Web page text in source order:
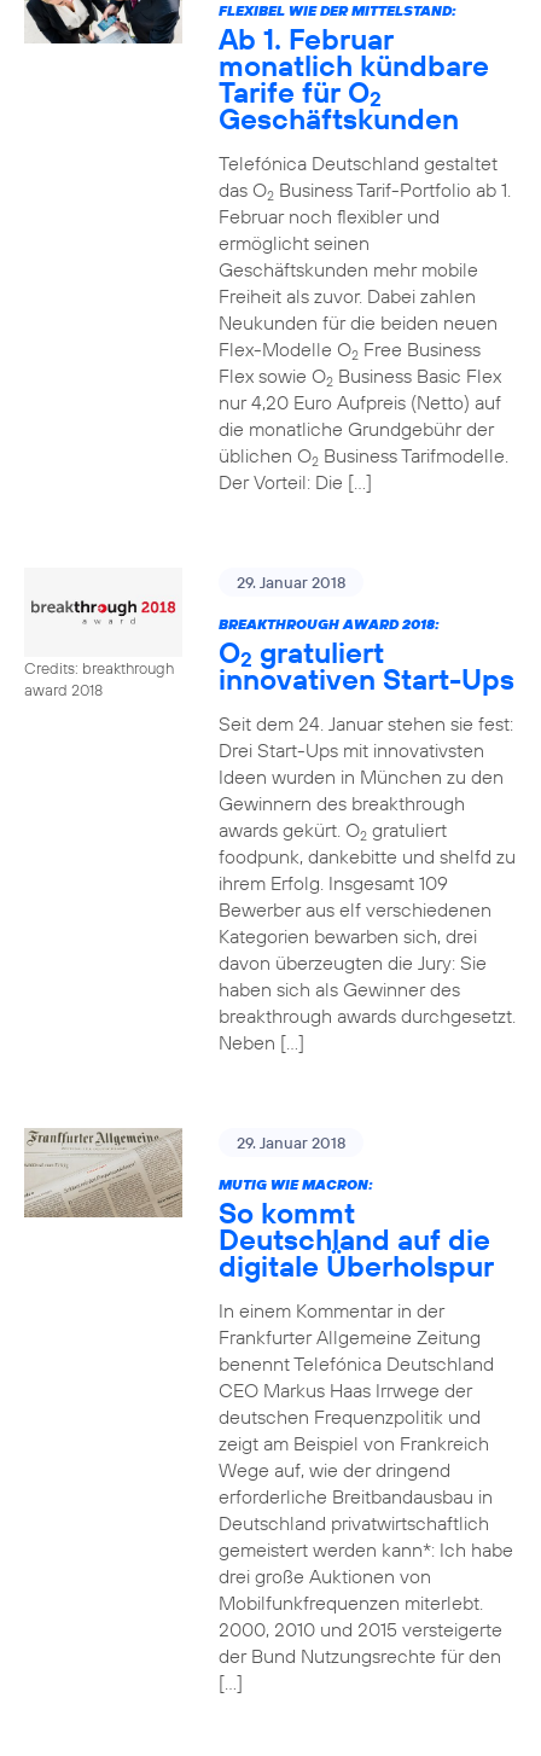
FLEXIBEL WIE DER MITTELSTAND:
Ab 1. Februar
monatlich kündbare
Tarife für O2
Geschäftskunden
Telefónica Deutschland gestaltet
das O2Business Tarif-Portfolio ab 1.
Februar noch flexibler und
ermöglicht seinen
Geschäftskunden mehr mobile
Freiheit als zuvor. Dabei zahlen
Neukunden für die beiden neuen
Flex-Modelle O2Free Business
Flex sowie O2Business Basic Flex
nur 4,20 Euro Aufpreis (Netto) auf
die monatliche Grundgebühr der
üblichen O2Business Tarifmodelle.
Der Vorteil: Die […]
Credits: breakthrough
award 2018
29. Januar 2018
BREAKTHROUGH AWARD 2018:
O2 gratuliert
innovativen Start-Ups
Seit dem 24. Januar stehen sie fest:
Drei Start-Ups mit innovativsten
Ideen wurden in München zu den
Gewinnern des breakthrough
awards gekürt. O2gratuliert
foodpunk, dankebitte und shelfd zu
ihrem Erfolg. Insgesamt 109
Bewerber aus elf verschiedenen
Kategorien bewarben sich, drei
davon überzeugten die Jury: Sie
haben sich als Gewinner des
breakthrough awards durchgesetzt.
Neben […]
29. Januar 2018
MUTIG WIE MACRON:
So kommt
Deutschland auf die
digitale Überholspur
In einem Kommentar in der
Frankfurter Allgemeine Zeitung
benennt Telefónica Deutschland
CEO Markus Haas Irrwege der
deutschen Frequenzpolitik und
zeigt am Beispiel von Frankreich
Wege auf, wie der dringend
erforderliche Breitbandausbau in
Deutschland privatwirtschaftlich
gemeistert werden kann*: Ich habe
drei große Auktionen von
Mobilfunkfrequenzen miterlebt.
2000, 2010 und 2015 versteigerte
der Bund Nutzungsrechte für den
[…]